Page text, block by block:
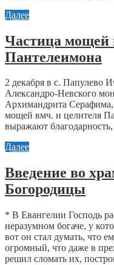
Далее
Частица мощей
Пантелеимона
2 декабря в с. Папулево
Александро-Невского
Архимандрита Серафима,
мощей вмч. и целителя
выражают
Далее
Введение во
Богородицы
* В Евангелии Господь
неразумном богаче, у
вот он стал думать, что
огромный, что даже в
решил сломать их,